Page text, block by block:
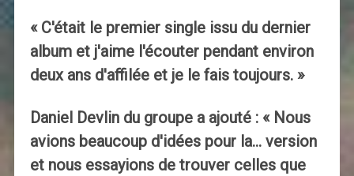
« C'était le premier single issu du dernier
album et j'aime l'écouter pendant environ
deux ans d'affilée et je le fais toujours. »
Daniel Devlin du groupe a ajouté : « Nous
avions beaucoup d'idées pour la… version
et nous essayions de trouver celles que